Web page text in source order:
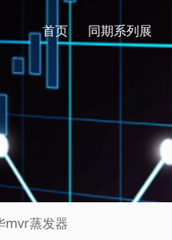
首页 同期系列展
蒸发器